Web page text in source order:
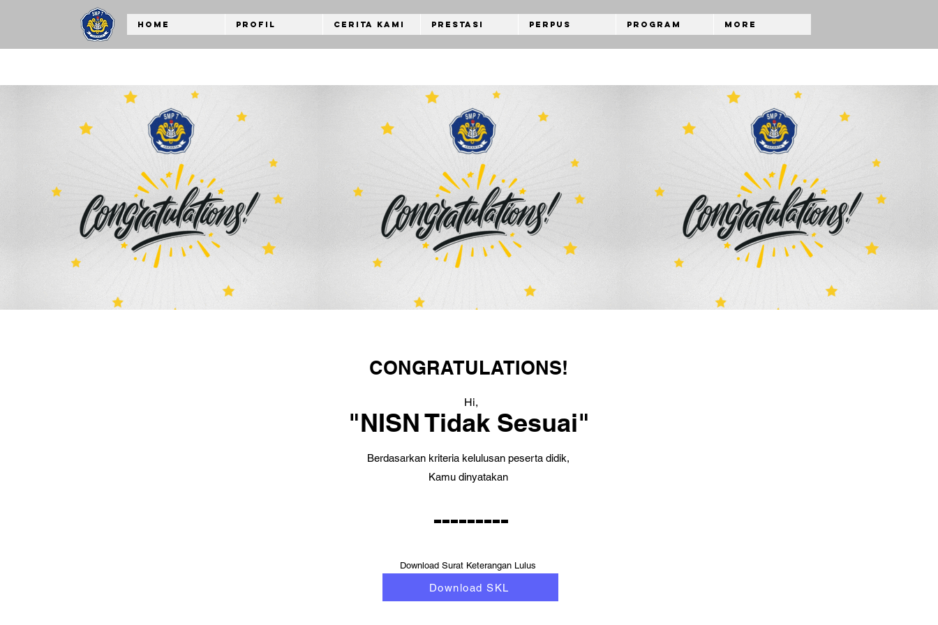
Home Profil Cerita Kami Prestasi Perpus Program More
CONGRATULATIONS!
Hi,
"NISN Tidak Sesuai"
Berdasarkan kriteria kelulusan peserta didik,
Kamu dinyatakan
---------
Download Surat Keterangan Lulus
Download SKL